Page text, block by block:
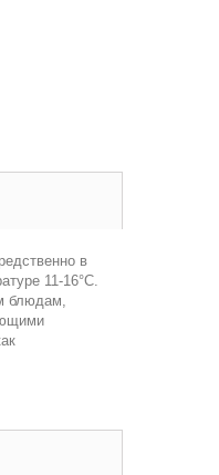
в
11-16°С.
блюдам,